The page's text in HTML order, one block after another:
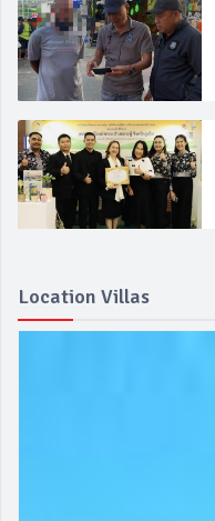
Location Villas